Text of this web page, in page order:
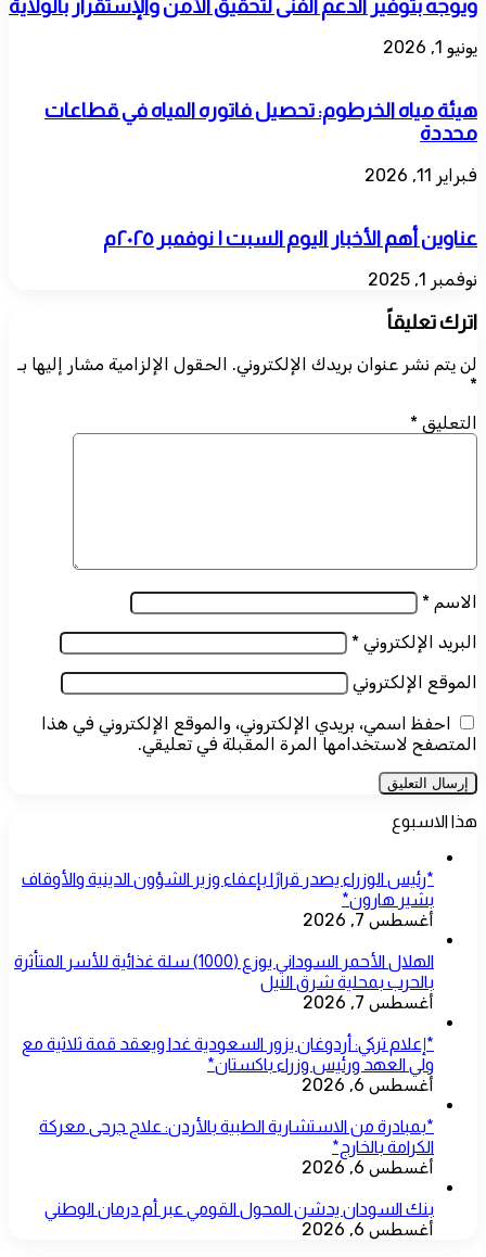
ويوجه بتوفير الدعم الفنى لتحقيق الأمن والإستقرار بالولاية
يونيو 1, 2026
هيئة مياه الخرطوم: تحصيل فاتوره المياه في قطاعات
محددة
فبراير 11, 2026
عناوين أهم الأخبار اليوم السبت ١ نوفمبر ٢٠٢٥م
نوفمبر 1, 2025
اترك تعليقاً
لن يتم نشر عنوان بريدك الإلكتروني. الحقول الإلزامية مشار إليها بـ
*
التعليق *
الاسم *
البريد الإلكتروني *
الموقع الإلكتروني
احفظ اسمي، بريدي الإلكتروني، والموقع الإلكتروني في هذا
المتصفح لاستخدامها المرة المقبلة في تعليقي.
هذا الاسبوع
*رئيس الوزراء يصدر قرارًا بإعفاء وزير الشؤون الدينية والأوقاف
بشير هارون*
أغسطس 7, 2026
الهلال الأحمر السوداني يوزع (1000) سلة غذائية للأسر المتأثرة
بالحرب بمحلية شرق النيل
أغسطس 7, 2026
*إعلام تركي: أردوغان يزور السعودية غدا ويعقد قمة ثلاثية مع
ولي العهد ورئيس وزراء باكستان*
أغسطس 6, 2026
*بمبادرة من الاستشارية الطبية بالأردن: علاج جرحى معركة
الكرامة بالخارج*
أغسطس 6, 2026
بنك السودان يدشن المحول القومي عبر أم درمان الوطني
أغسطس 6, 2026